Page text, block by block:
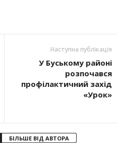
Наступна публікація
У Буському районі
розпочався
профілактичний захід
«Урок»
БІЛЬШЕ ВІД АВТОРА